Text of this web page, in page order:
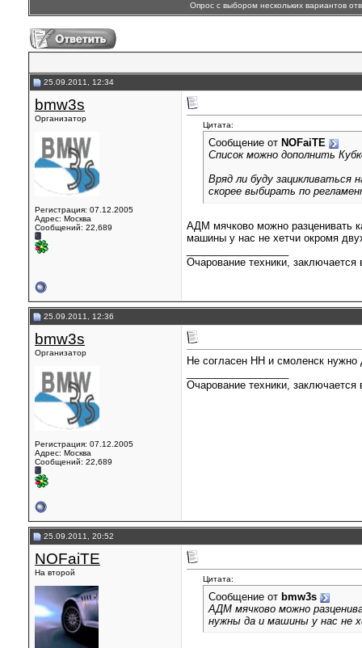
Опрос с выбором нескольких вариантов
25.09.2011, 12:34
bmw3s
Организатор
Регистрация: 07.12.2005
Адрес: Москва
Сообщений: 22,689
Цитата:
Сообщение от NOFaiTE
Список можно дополнить
Вряд ли буду зацикливаться
скорее выбирать по
АДМ мячково можно разценивать
машины у нас не хетчи окромя
Очарование техники,
25.09.2011, 12:36
bmw3s
Организатор
Регистрация: 07.12.2005
Адрес: Москва
Сообщений: 22,689
Не согласен НН и смоленск нужно
Очарование техники,
25.09.2011, 20:52
NOFaiTE
На второй
Цитата:
Сообщение от bmw3s
АДМ мячково можно
нужны да и машины у нас не